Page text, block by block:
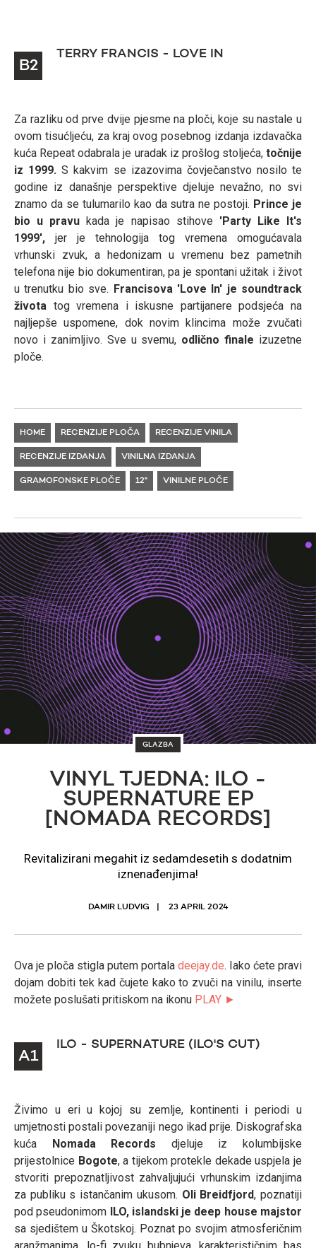
B2
TERRY FRANCIS - LOVE IN
Za razliku od prve dvije pjesme na ploči, koje su nastale u
ovom tisućljeću, za kraj ovog posebnog izdanja izdavačka
kuća Repeat odabrala je uradak iz prošlog stoljeća, točnije
iz 1999. S kakvim se izazovima čovječanstvo nosilo te
godine iz današnje perspektive djeluje nevažno, no svi
znamo da se tulumarilo kao da sutra ne postoji. Prince je
bio u pravu kada je napisao stihove 'Party Like It's
1999', jer je tehnologija tog vremena omogućavala
vrhunski zvuk, a hedonizam u vremenu bez pametnih
telefona nije bio dokumentiran, pa je spontani užitak i život
u trenutku bio sve. Francisova 'Love In' je soundtrack
života tog vremena i iskusne partijanere podsjeća na
najljepše uspomene, dok novim klincima može zvučati
novo i zanimljivo. Sve u svemu, odlično finale izuzetne
ploče.
HOME RECENZIJE PLOČA RECENZIJE VINILA
RECENZIJE IZDANJA VINILNA IZDANJA
GRAMOFONSKE PLOČE 12" VINILNE PLOČE
GLAZBA
VINYL TJEDNA: ILO -
SUPERNATURE EP
[NOMADA RECORDS]
Revitalizirani megahit iz sedamdesetih s dodatnim
iznenađenjima!
DAMIR LUDVIG 23 APRIL 2024
Ova je ploča stigla putem portala deejay.de. Iako ćete pravi
dojam dobiti tek kad čujete kako to zvuči na vinilu, inserte
možete poslušati pritiskom na ikonu PLAY ►
A1
ILO - SUPERNATURE (ILO'S CUT)
Živimo u eri u kojoj su zemlje, kontinenti i periodi u
umjetnosti postali povezaniji nego ikad prije. Diskografska
kuća Nomada Records djeluje iz kolumbijske
prijestolnice Bogote, a tijekom protekle dekade uspjela je
stvoriti prepoznatljivost zahvaljujući vrhunskim izdanjima
za publiku s istančanim ukusom. Oli Breidfjord, poznatiji
pod pseudonimom ILO, islandski je deep house majstor
sa sjedištem u Škotskoj. Poznat po svojim atmosferičnim